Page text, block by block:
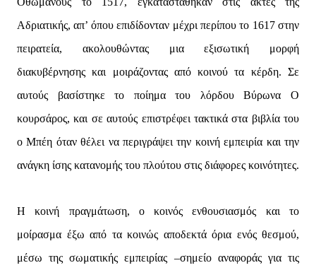
Αδριατικής, απ’ όπου επιδίδονταν μέχρι περίπου το 1617 στην
πειρατεία, ακολουθώντας μια εξισωτική μορφή
διακυβέρνησης και μοιράζοντας από κοινού τα κέρδη. Σε
αυτούς βασίστηκε το ποίημα του λόρδου Βύρωνα Ο
κουρσάρος, και σε αυτούς επιστρέφει τακτικά στα βιβλία του
ο Μπέη όταν θέλει να περιγράψει την κοινή εμπειρία και την
ανάγκη ίσης κατανομής του πλούτου στις διάφορες κοινότητες.
Η κοινή πραγμάτωση, ο κοινός ενθουσιασμός και το
μοίρασμα έξω από τα κοινώς αποδεκτά όρια ενός θεσμού,
μέσω της σωματικής εμπειρίας –σημείο αναφοράς για τις